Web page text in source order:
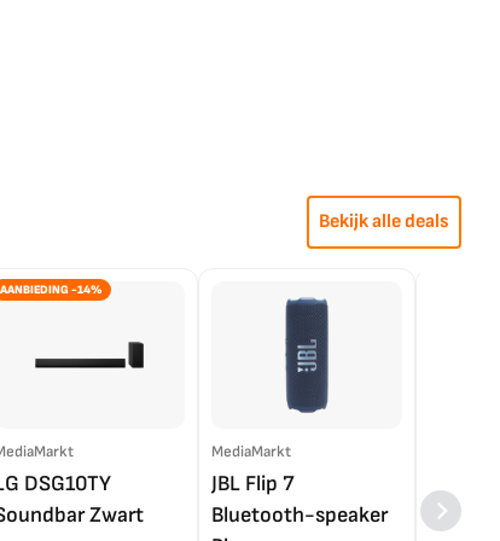
Bekijk alle deals
AANBIEDING -14%
DSG10TY
Zwart
MediaMarkt
JBL Flip 7
Bluetooth-speaker
4K TV